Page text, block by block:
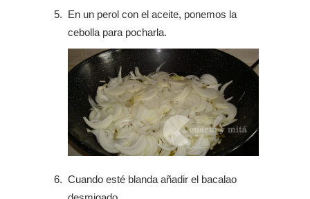
En un perol con el aceite, ponemos la
cebolla para pocharla.
Cuando esté blanda añadir el bacalao